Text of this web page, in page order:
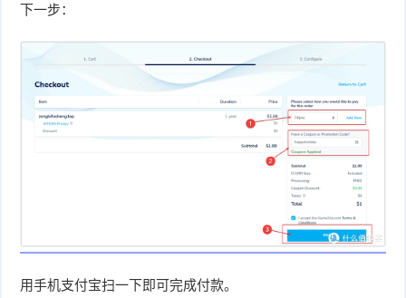
下一步：
用手机支付宝扫一下即可完成付款。